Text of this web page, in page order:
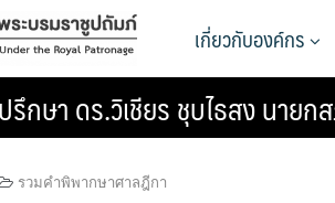
เกี่ยวกับองค์กร
รึกษา ดร.วิเชียร ชุบไธสง นาย
รวมคำพิพากษาศาลฎีกา